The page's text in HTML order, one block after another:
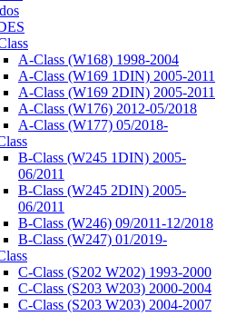
A-Class (W168) 1998-2004
A-Class (W169 1DIN) 2005-2011
A-Class (W169 2DIN) 2005-2011
A-Class (W176) 2012-05/2018
A-Class (W177) 05/2018-
B-Class (W245 1DIN) 2005-
06/2011
B-Class (W245 2DIN) 2005-
06/2011
B-Class (W246) 09/2011-12/2018
B-Class (W247) 01/2019-
C-Class (S202 W202) 1993-2000
C-Class (S203 W203) 2000-2004
C-Class (S203 W203) 2004-2007